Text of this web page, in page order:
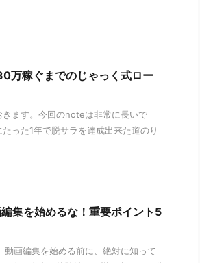
万稼ぐまでのじゃっく式ロー
ます。今回のnoteは非常に長いで
った1年で脱サラを達成出来た道のり
集を始めるな！重要ポイント5
画編集を始める前に、絶対に知って